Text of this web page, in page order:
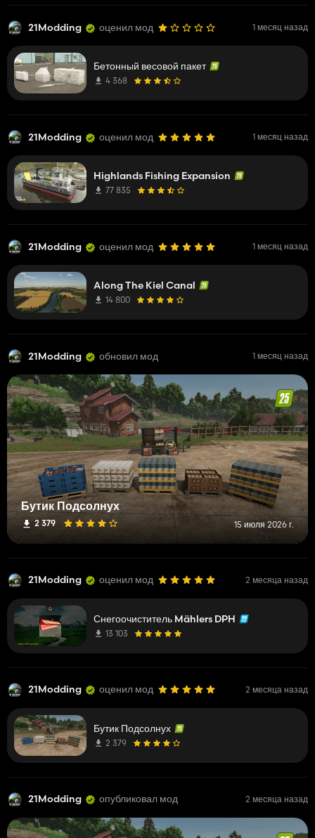
21Modding оценил мод 1 месяц назад
Бетонный весовой пакет
4 368
21Modding оценил мод 1 месяц назад
Highlands Fishing Expansion
77 835
21Modding оценил мод 1 месяц назад
Along The Kiel Canal
14 800
21Modding обновил мод 1 месяц назад
Бутик Подсолнух
2 379 15 июля 2026 г.
21Modding оценил мод 2 месяца назад
Снегоочиститель Mählers DPH
13 103
21Modding оценил мод 2 месяца назад
Бутик Подсолнух
2 379
21Modding опубликовал мод 2 месяца назад